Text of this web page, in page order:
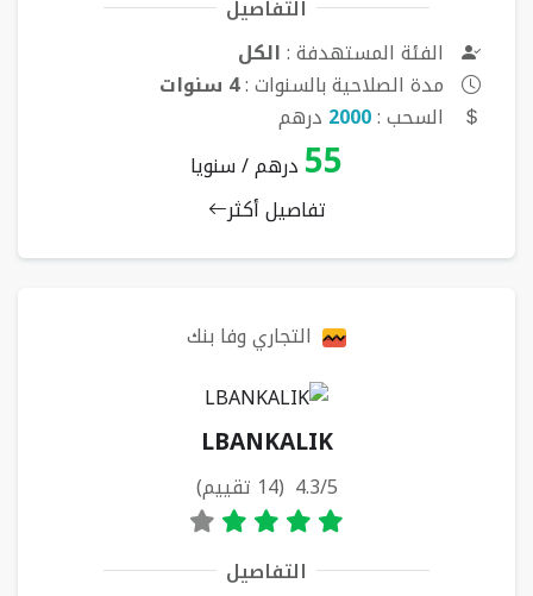
التفاصيل
الفئة المستهدفة :الكل
مدة الصلاحية بالسنوات :4 سنوات
السحب :2000 درهم
55 درهم / سنويا
تفاصيل أكثر
التجاري وفا بنك
LBANKALIK
4.3/5 (14 تقييم)
التفاصيل